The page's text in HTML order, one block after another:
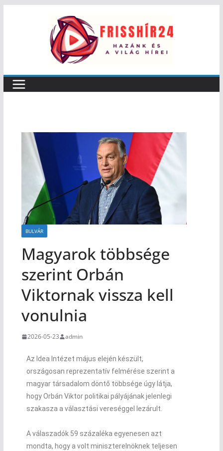
BULVÁR
Magyarok többsége
szerint Orbán
Viktornak vissza kell
vonulnia
2026-05-23 admin
Az Idea Intézet május elején készült,
országosan reprezentatív felmérése szerint a
magyar társadalom döntő többsége úgy látja,
hogy Orbán Viktor politikai pályájának jelenlegi
szakasza a választási vereséggel lezárult.
A válaszadók 59 százaléka egyenesen azt
mondta, hogy a volt miniszterelnöknek teljesen